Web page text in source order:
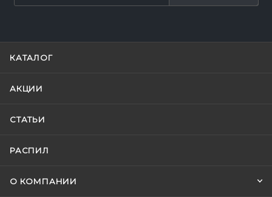
КАТАЛОГ
АКЦИИ
СТАТЬИ
РАСПИЛ
О КОМПАНИИ